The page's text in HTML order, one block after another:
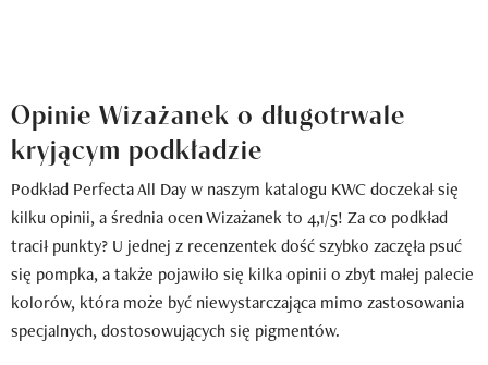
Opinie Wizażanek o długotrwale
kryjącym podkładzie
Podkład Perfecta All Day w naszym katalogu KWC doczekał się
kilku opinii, a średnia ocen Wizażanek to 4,1/5! Za co podkład
tracił punkty? U jednej z recenzentek dość szybko zaczęła psuć
się pompka, a także pojawiło się kilka opinii o zbyt małej palecie
kolorów, która może być niewystarczająca mimo zastosowania
specjalnych, dostosowujących się pigmentów.